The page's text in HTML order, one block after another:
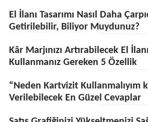
El İlanı Tasarımı Nasıl Daha
Getirilebilir, Biliyor Muydunuz?
Kâr Marjınızı Artırabilecek El
Kullanmanız Gereken 5 Özellik
“Neden Kartvizit Kullanmalıyım
Verilebilecek En Güzel Cevaplar